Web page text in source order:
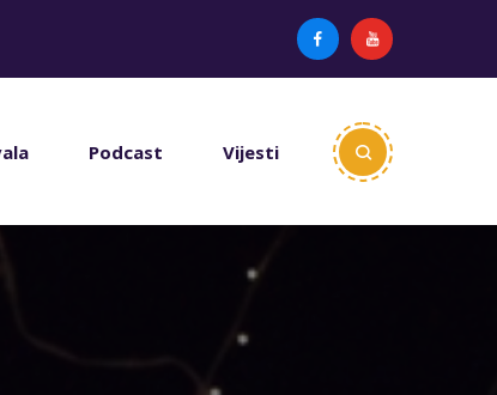
Podcast Vijesti